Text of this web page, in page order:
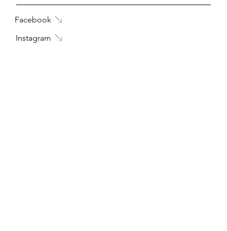
Facebook
Instagram